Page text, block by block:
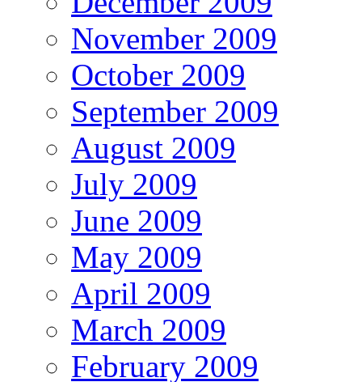
November 2009
October 2009
September 2009
August 2009
July 2009
June 2009
May 2009
April 2009
March 2009
February 2009